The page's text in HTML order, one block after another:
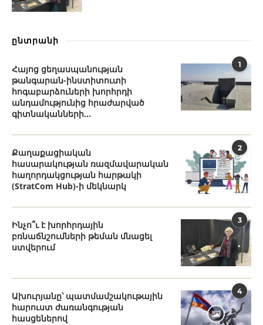
ընտրանի
1
Հայոց ցեղասպանության
թանգարան-ինստիտուտի
հոգաբարձուների խորհրդի
անդամությունից հրաժարված
գիտնականների...
2
Քաղաքացիական
հասարակության ռազմավարական
հաղորդակցության հարթակի
(StratCom Hub)-ի մեկնարկ
3
Ինչո՞ւ է խորհրդային
բռնաճնշումների թեման մնացել
ստվերում
4
Ախուրյանը՝ պատմամշակութային
հարուստ ժառանգության
հասցեներով